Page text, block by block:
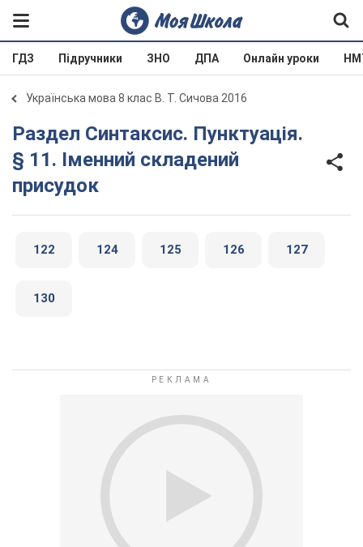
ГДЗ Підручники ЗНО ДПА Онлайн уроки
Українська мова 8 клас В. Т. Сичова 2016
Раздел Синтаксис. Пунктуація.
§ 11. Іменний складений
присудок
122 124 125 126 127
130